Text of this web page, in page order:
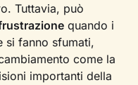
Tuttavia, può
quando i
si fanno sfumati,
come la
importanti della